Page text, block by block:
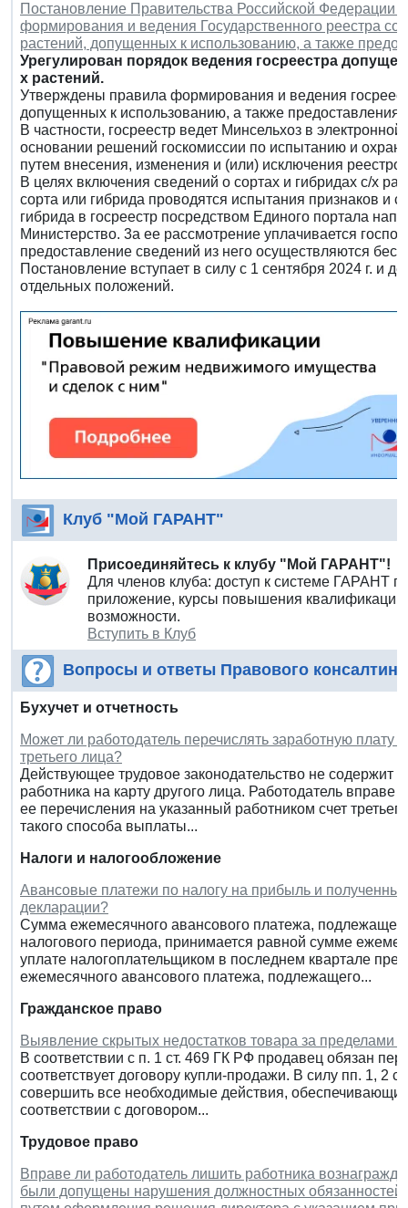
Постановление Правительства Российской Федерации
формирования и ведения Государственного реестра
растений, допущенных к использованию, а также
Урегулирован порядок ведения госреестра
х растений.
Утверждены правила формирования и ведения
допущенных к использованию, а также предоставления
В частности, госреестр ведет Минсельхоз в
основании решений госкомиссии по испытанию и
путем внесения, изменения и (или) исключения
В целях включения сведений о сортах и гибридах с/х
сорта или гибрида проводятся испытания признаков и
гибрида в госреестр посредством Единого портала
Министерство. 3а ее рассмотрение уплачивается
предоставление сведений из него осуществляются
Постановление вступает в силу с 1 сентября 2024 г. и
отдельных положений.
Клуб "Мой ГАРАНТ"
Присоединяйтесь к клубу "Мой ГАРАНТ"!
Для членов клуба: доступ к системе ГАРАНТ
приложение, курсы повышения квалификации
возможности.
Вступить в Клуб
Вопросы и ответы Правового
Бухучет и отчетность
Может ли работодатель перечислять заработную плату
третьего лица?
Действующее трудовое законодательство не содержит
работника на карту другого лица. Работодатель
ее перечисления на указанный работником счет
такого способа выплаты...
Налоги и налогообложение
Авансовые платежи по налогу на прибыль и
декларации?
Сумма ежемесячного авансового платежа,
налогового периода, принимается равной сумме
уплате налогоплательщиком в последнем квартале
ежемесячного авансового платежа, подлежащего...
Гражданское право
Выявление скрытых недостатков товара за пределами
В соответствии с п. 1 ст. 469 ГК РФ продавец обязан
соответствует договору купли-продажи. В силу пп. 1, 2
совершить все необходимые действия,
соответствии с договором...
Трудовое право
Вправе ли работодатель лишить работника
были допущены нарушения должностных